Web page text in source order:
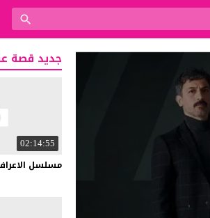
جديد قصة
02:14:55
مسلسل